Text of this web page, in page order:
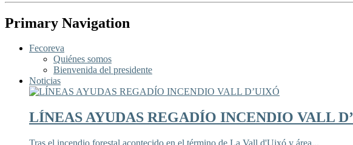
Primary Navigation
Fecoreva
Quiénes somos
Bienvenida del presidente
Noticias
LÍNEAS AYUDAS REGADÍO INCENDIO VALL